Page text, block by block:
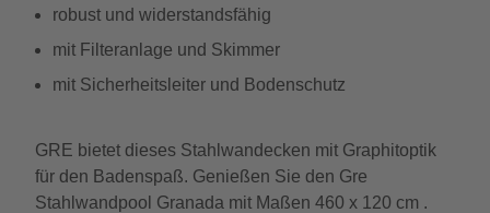
robust und widerstandsfähig
mit Filteranlage und Skimmer
mit Sicherheitsleiter und Bodenschutz
GRE bietet dieses Stahlwandecken mit Graphitoptik
für den Badenspaß. Genießen Sie den Gre
Stahlwandpool Granada mit Maßen 460 x 120 cm .